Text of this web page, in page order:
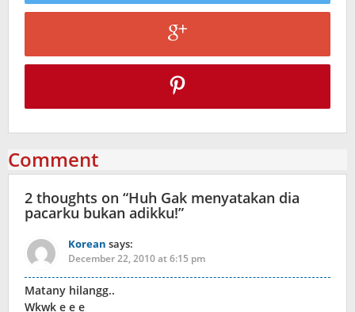
Comment
2 thoughts on “Huh Gak menyatakan dia
pacarku bukan adikku!”
Korean says:
December 22, 2010 at 6:15 pm
Matany hilangg..
Wkwk e e e